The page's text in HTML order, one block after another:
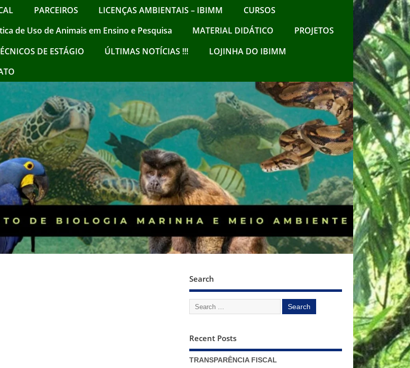
PARCEIROS LICENÇAS AMBIENTAIS – IBIMM
CURSOS
de Uso de Animais em Ensino e Pesquisa MATERIAL DIDÁTICO
PROJETOS
DE ESTÁGIO ÚLTIMAS NOTÍCIAS !!!
LOJINHA DO IBIMM
Search
Recent Posts
TRANSPARÊNCIA FISCAL